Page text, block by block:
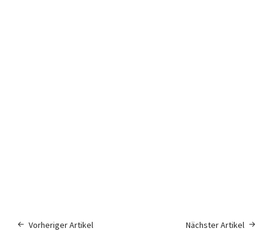
Vorheriger Artikel Nächster Artikel